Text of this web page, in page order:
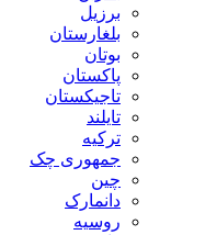
برزیل
بلغارستان
بوتان
پاکستان
تاجیکستان
تایلند
ترکیه
جمهوری چک
چین
دانمارک
روسیه